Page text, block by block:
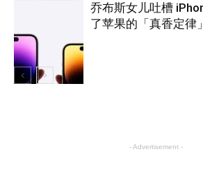
科技
乔布斯女儿吐槽
了苹果的「真香定律」
- Advertisement -